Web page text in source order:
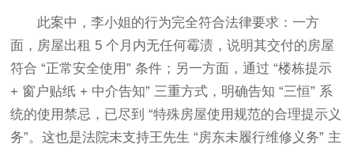
此案中，李小姐的行为完全符合法律要求：一方
面，房屋出租 5 个月内无任何霉渍，说明其交付的房屋
符合 “正常安全使用” 条件；另一方面，通过 “楼栋提示
+ 窗户贴纸 + 中介告知” 三重方式，明确告知 “三恒” 系
统的使用禁忌，已尽到 “特殊房屋使用规范的合理提示义
务”。这也是法院未支持王先生 “房东未履行维修义务” 主